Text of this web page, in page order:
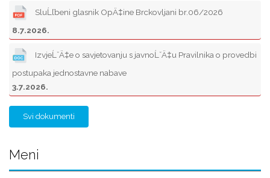
SluĹľbeni glasnik OpÄ‡ine Brckovljani br.06/2026
8.7.2026.
IzvjeĹˇÄ‡e o savjetovanju s javnoĹˇÄ‡u Pravilnika o provedbi
postupaka jednostavne nabave
3.7.2026.
Svi dokumenti
Meni